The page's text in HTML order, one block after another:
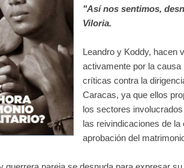
"Así nos sentimos,
Viloria.
Leandro y Koddy, hacen
activamente por la
críticas contra la
Caracas, ya que ellos
los sectores
las reivindicaciones de
aprobación del